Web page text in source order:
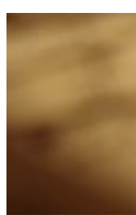
Saltar
al